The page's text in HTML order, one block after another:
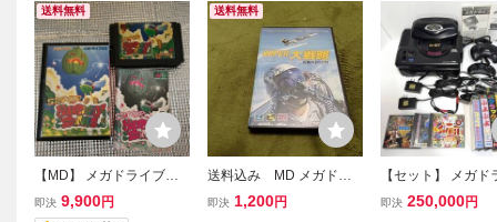
送料無料
【MD】 メガドライブ
スーパーファンタジーゾ
ーン
即決 9,900円
送料無料
送料込み MD メガドラ
イブ スーパー大戦略
即決 1,200円
【セット】 メガド
+ メガCD + スーパ
即決 250,000円